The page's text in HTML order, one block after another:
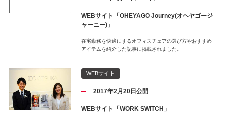
WEBサイト「OHEYAGO Journey(オヘヤゴージ
ャーニー)」
在宅勤務を快適にするオフィスチェアの選び方やおすすめ
アイテムを紹介した記事に掲載されました。
WEBサイト
2017年2月20日公開
WEBサイト「WORK SWITCH」